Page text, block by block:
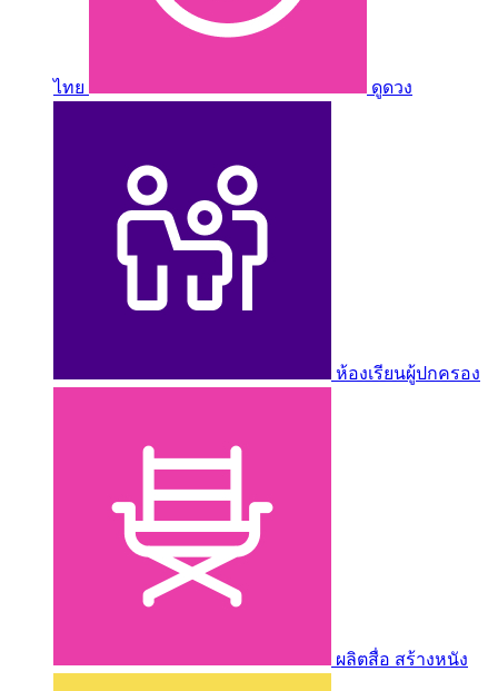
ไทย ดูดวง
ห้องเรียนผู้ปกครอง
ผลิตสื่อ สร้างหนัง